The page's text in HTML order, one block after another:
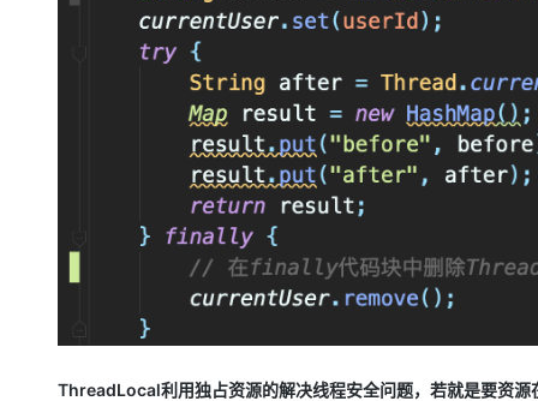
ThreadLocal利用独占资源的解决线程安全问题，若就是要资